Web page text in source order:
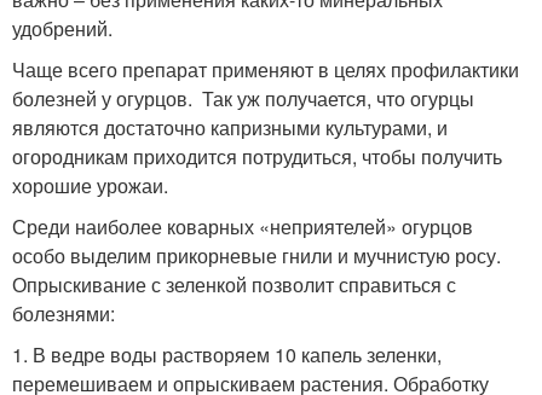
удобрений.
Чаще всего препарат применяют в целях профилактики
болезней у огурцов. Так уж получается, что огурцы
являются достаточно капризными культурами, и
огородникам приходится потрудиться, чтобы получить
хорошие урожаи.
Среди наиболее коварных «неприятелей» огурцов
особо выделим прикорневые гнили и мучнистую росу.
Опрыскивание с зеленкой позволит справиться с
болезнями:
1. В ведре воды растворяем 10 капель зеленки,
перемешиваем и опрыскиваем растения. Обработку